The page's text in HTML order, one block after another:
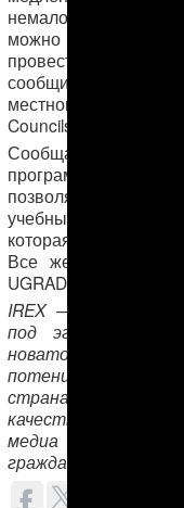
немаловажно, а
можно было в любое
провести
сообщил, что вся
местному офису
Councils).
Сообщается, тем
программ
позволяющая
учебных заведений
которая также
Все желающие
UGRAD смогут это
IREX —
под эгидой
новаторские
потенциала в
странах. Целью
качества
медиа и
гражданского